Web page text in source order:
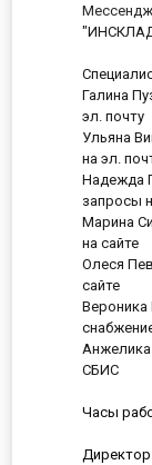
Галина
эл. почту
Ульяна
на эл.
Надежда
запросы
Марина
на сайте
Олеся
сайте
Вероника
СБИС
Часы